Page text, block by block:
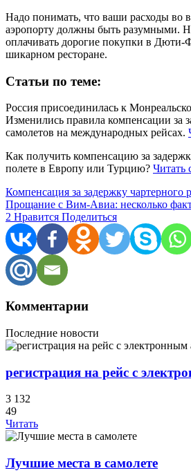
Надо понимать, что ваши расходы во
аэропорту должны быть разумными.
оплачивать дорогие покупки в Дюти-
шикарном ресторане.
Статьи по теме:
Россия присоединилась к
Изменились правила компенсации за
самолетов на международных рейсах.
Как получить компенсацию за
полете в Европу или Турцию? Читать
Компенсация за задержку чартерного
Прощание с Вим-Авиа: несколько
2 Нравится Поделиться
Комментарии
Последние новости
регистрация на рейс с
3 132
49
Читать
Лучшие места в самолете